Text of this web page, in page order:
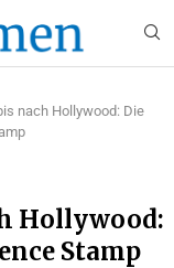
nach Hollywood: Die
Hollywood:
Stamp